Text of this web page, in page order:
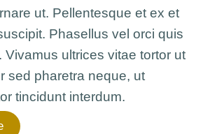
ut. Pellentesque et ex et
Phasellus vel orci quis
Vivamus ultrices vitae tortor ut
sed pharetra neque, ut
tincidunt interdum.